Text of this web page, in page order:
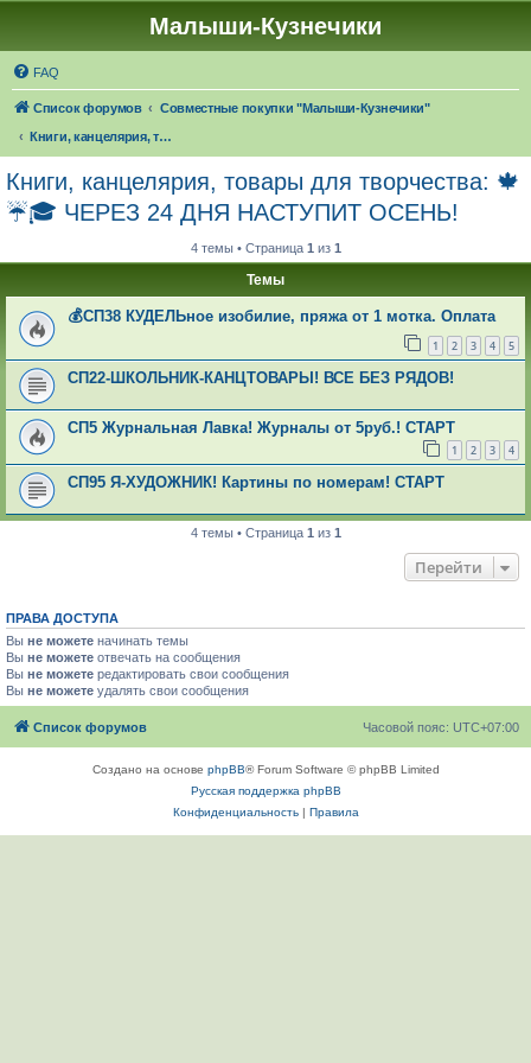
Малыши-Кузнечики
FAQ
Список форумов
Совместные покупки "Малыши-Кузнечики"
Книги, канцелярия, товары для творчества: 🍁☔🎓 ЧЕРЕЗ 24 ДНЯ НАСТУПИТ ОСЕНЬ!
Книги, канцелярия, товары для творчества: 🍁
☔🎓 ЧЕРЕЗ 24 ДНЯ НАСТУПИТ ОСЕНЬ!
4 темы • Страница 1 из 1
Темы
💰СП38 КУДЕЛЬное изобилие, пряжа от 1 мотка. Оплата
1 2 3 4 5
СП22-ШКОЛЬНИК-КАНЦТОВАРЫ! ВСЕ БЕЗ РЯДОВ!
СП5 Журнальная Лавка! Журналы от 5руб.! СТАРТ
1 2 3 4
СП95 Я-ХУДОЖНИК! Картины по номерам! СТАРТ
4 темы • Страница 1 из 1
Перейти
ПРАВА ДОСТУПА
Вы не можете начинать темы
Вы не можете отвечать на сообщения
Вы не можете редактировать свои сообщения
Вы не можете удалять свои сообщения
Список форумов Часовой пояс: UTC+07:00
Создано на основе phpBB® Forum Software © phpBB Limited
Русская поддержка phpBB
Конфиденциальность| Правила